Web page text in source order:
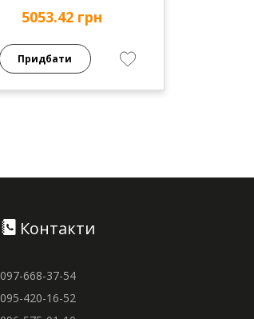
5053.42 грн
Придбати
Контакти
097-668-37-54
095-420-16-52